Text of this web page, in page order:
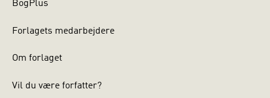
med ledelse og organisationsudvikling hos Ilosi.
BogPlus
Forlagets medarbejdere
Om forlaget
Vil du være forfatter?